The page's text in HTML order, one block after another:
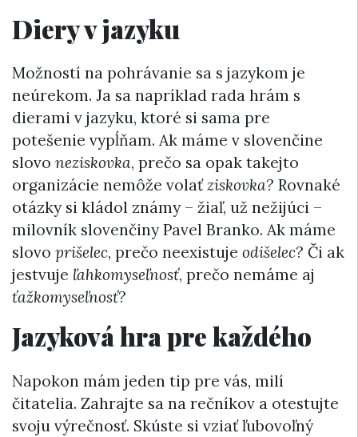
Diery v jazyku
Možností na pohrávanie sa s jazykom je
neúrekom. Ja sa napríklad rada hrám s
dierami v jazyku, ktoré si sama pre
potešenie vypĺňam. Ak máme v slovenčine
slovo neziskovka, prečo sa opak takejto
organizácie nemôže volaťziskovka? Rovnaké
otázky si kládol známy – žiaľ, už nežijúci –
milovník slovenčiny Pavel Branko. Ak máme
slovo prišelec, prečo neexistuje odišelec? Či ak
jestvuje ľahkomyseľnosť, prečo nemáme aj
ťažkomyseľnosť?
Jazyková hra pre každého
Napokon mám jeden tip pre vás, milí
čitatelia. Zahrajte sa na rečníkov a otestujte
svoju výrečnosť. Skúste si vziať ľubovoľný